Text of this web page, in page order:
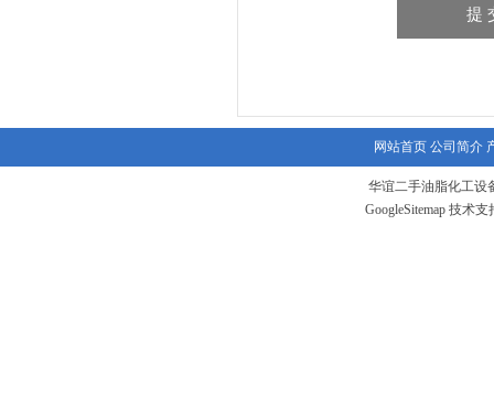
网站首页 公司简介
华谊二手油脂化工设
GoogleSitemap 技术支